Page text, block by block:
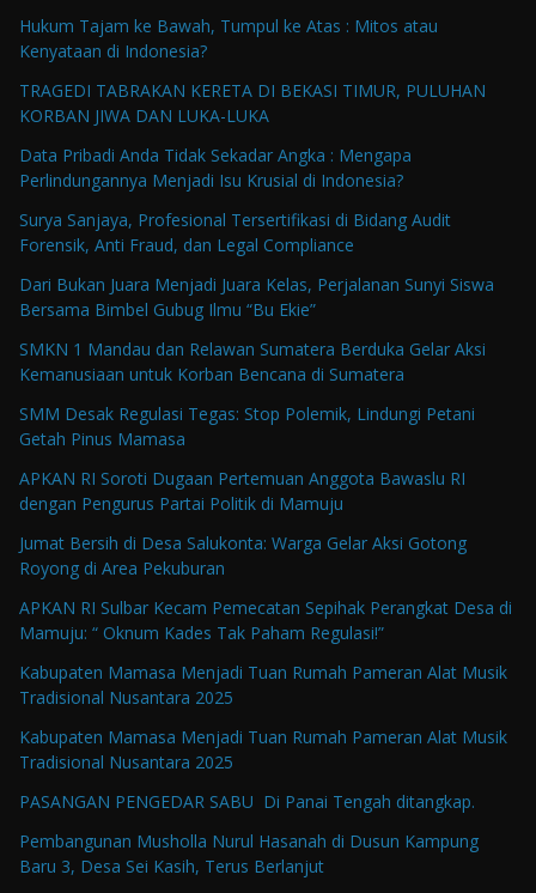
Hukum Tajam ke Bawah, Tumpul ke Atas : Mitos atau
Kenyataan di Indonesia?
TRAGEDI TABRAKAN KERETA DI BEKASI TIMUR, PULUHAN
KORBAN JIWA DAN LUKA-LUKA
Data Pribadi Anda Tidak Sekadar Angka : Mengapa
Perlindungannya Menjadi Isu Krusial di Indonesia?
Surya Sanjaya, Profesional Tersertifikasi di Bidang Audit
Forensik, Anti Fraud, dan Legal Compliance
Dari Bukan Juara Menjadi Juara Kelas, Perjalanan Sunyi Siswa
Bersama Bimbel Gubug Ilmu “Bu Ekie”
SMKN 1 Mandau dan Relawan Sumatera Berduka Gelar Aksi
Kemanusiaan untuk Korban Bencana di Sumatera
SMM Desak Regulasi Tegas: Stop Polemik, Lindungi Petani
Getah Pinus Mamasa
APKAN RI Soroti Dugaan Pertemuan Anggota Bawaslu RI
dengan Pengurus Partai Politik di Mamuju
Jumat Bersih di Desa Salukonta: Warga Gelar Aksi Gotong
Royong di Area Pekuburan
APKAN RI Sulbar Kecam Pemecatan Sepihak Perangkat Desa di
Mamuju: “ Oknum Kades Tak Paham Regulasi!”
Kabupaten Mamasa Menjadi Tuan Rumah Pameran Alat Musik
Tradisional Nusantara 2025
Kabupaten Mamasa Menjadi Tuan Rumah Pameran Alat Musik
Tradisional Nusantara 2025
PASANGAN PENGEDAR SABU Di Panai Tengah ditangkap.
Pembangunan Musholla Nurul Hasanah di Dusun Kampung
Baru 3, Desa Sei Kasih, Terus Berlanjut